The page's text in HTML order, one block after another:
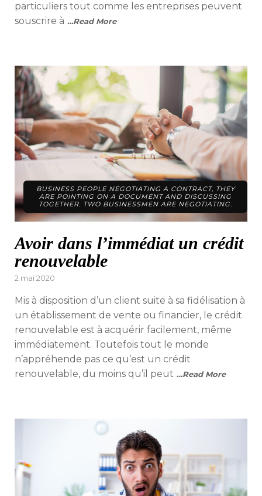
particuliers tout comme les entreprises peuvent
souscrire à …Read More
BUSINESS PEOPLE NEGOTIATING A CONTRACT, THEY
ARE POINTING ON A DOCUMENT AND DISCUSSING
TOGETHER. TWO BUSINESSMEN ARE NEGOTIATING.
Avoir dans l’immédiat un crédit
renouvelable
Posted
2 mai 2020
Mis à disposition d’un client suite à sa fidélisation à
un établissement de vente ou financier, le crédit
renouvelable est à acquérir facilement, même
immédiatement. Toutefois tout le monde
n’appréhende pas ce qu’est un crédit
renouvelable, du moins qu’il peut …Read More